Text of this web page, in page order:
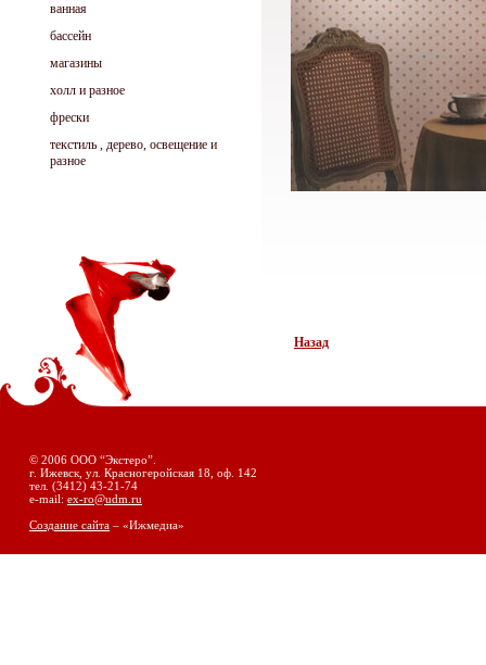
ванная
бассейн
магазины
холл и разное
фрески
текстиль , дерево, освещение и
разное
Назад
© 2006 ООО “Экстеро”.
г. Ижевск, ул. Красногеройская 18, оф. 142
тел. (3412) 43-21-74
e-mail: ex-ro@udm.ru
Создание сайта – «Ижмедиа»